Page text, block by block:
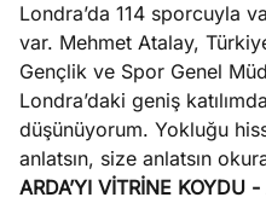
Londra’da 114 sporcuyla
var. Mehmet Atalay,
Gençlik ve Spor Genel
Londra’daki geniş
düşünüyorum. Yokluğu
anlatsın, size anlatsın
ARDA’YI VİTRİNE KOYDU -